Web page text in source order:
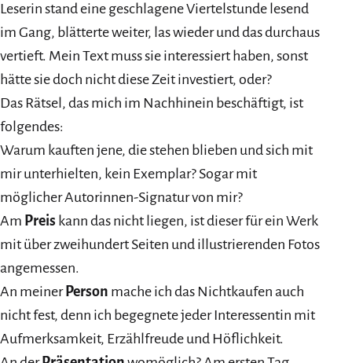
Leserin stand eine geschlagene Viertelstunde lesend
im Gang, blätterte weiter, las wieder und das durchaus
vertieft. Mein Text muss sie interessiert haben, sonst
hätte sie doch nicht diese Zeit investiert, oder?
Das Rätsel, das mich im Nachhinein beschäftigt, ist
folgendes:
Warum kauften jene, die stehen blieben und sich mit
mir unterhielten, kein Exemplar? Sogar mit
möglicher Autorinnen-Signatur von mir?
Am Preis kann das nicht liegen, ist dieser für ein Werk
mit über zweihundert Seiten und illustrierenden Fotos
angemessen.
An meinerPerson mache ich das Nichtkaufen auch
nicht fest, denn ich begegnete jeder Interessentin mit
Aufmerksamkeit, Erzählfreude und Höflichkeit.